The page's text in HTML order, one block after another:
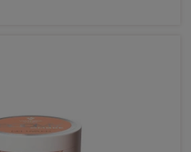
Vynn Gel Polish No. 377